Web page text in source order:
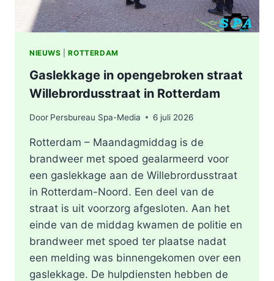
NIEUWS |ROTTERDAM
Gaslekkage in opengebroken straat
Willebrordusstraat in Rotterdam
Door Persbureau Spa-Media 6 juli 2026
Rotterdam – Maandagmiddag is de
brandweer met spoed gealarmeerd voor
een gaslekkage aan de Willebrordusstraat
in Rotterdam-Noord. Een deel van de
straat is uit voorzorg afgesloten. Aan het
einde van de middag kwamen de politie en
brandweer met spoed ter plaatse nadat
een melding was binnengekomen over een
gaslekkage. De hulpdiensten hebben de